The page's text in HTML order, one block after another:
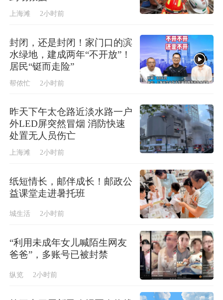
上海滩 2小时前
封闭，还是封闭！家门口的滨
水绿地，建成两年“不开放”！
居民“铤而走险”
帮侬忙 2小时前
昨天下午太仓路近淡水路一户
外LED屏突然冒烟 消防快速
处置无人员伤亡
上海滩 2小时前
纸短情长，邮伴成长！邮政公
益课堂走进暑托班
城生活 2小时前
“利用未成年女儿喊陌生网友
爸爸”，多账号已被封禁
纵览 2小时前